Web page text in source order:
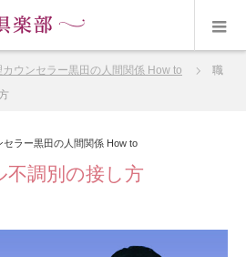
カウンセラー黒田の人間関係 How to
職
セラー黒田の人間関係 How to
不調別の接し方